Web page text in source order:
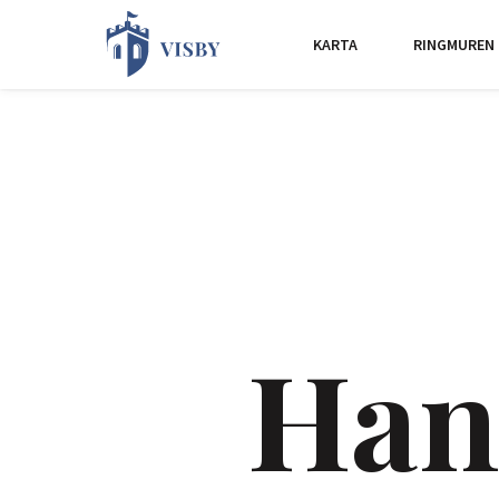
KARTA RINGMUREN